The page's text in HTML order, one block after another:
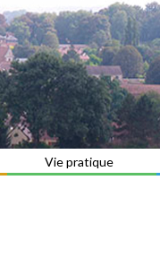
Vie pratique